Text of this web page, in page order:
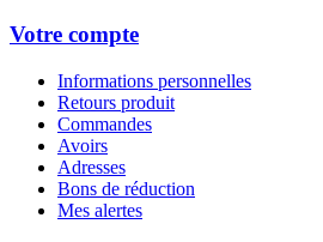
Votre compte
Informations personnelles
Retours produit
Commandes
Avoirs
Adresses
Bons de réduction
Mes alertes